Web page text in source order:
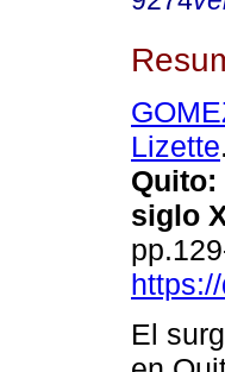
Lizette.
siglo
El